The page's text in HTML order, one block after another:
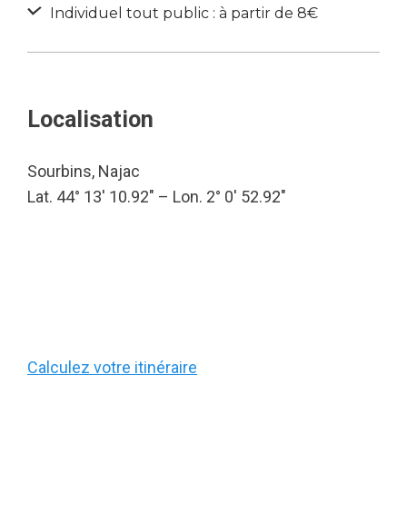
Individuel tout public : à partir de 8€
Localisation
Sourbins, Najac
Lat. 44° 13′ 10.92″ – Lon. 2° 0′ 52.92″
Calculez votre itinéraire